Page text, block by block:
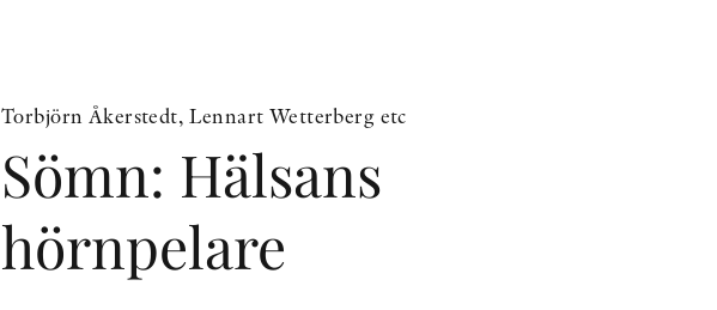
Torbjörn Åkerstedt, Lennart Wetterberg etc
Sömn: Hälsans
hörnpelare